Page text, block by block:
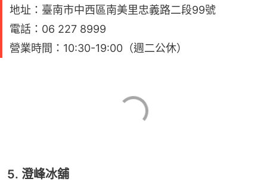
地址：臺南市中西區南美里忠義路二段99號
電話：06 227 8999
營業時間：10:30-19:00（週二公休）
5. 澄峰冰舖